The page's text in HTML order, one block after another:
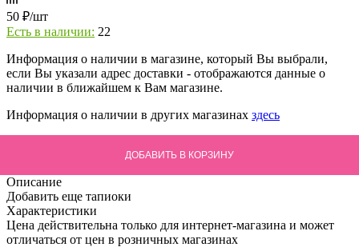
50 ₽/шт
Есть в наличии: 22
Информация о наличии в магазине, который Вы выбрали,
если Вы указали адрес доставки - отображаются данные о
наличии в ближайшем к Вам магазине.
Информация о наличии в других магазинах здесь
ДОБАВИТЬ В КОРЗИНУ
Описание
Добавить еще тапиоки
Характеристики
Цена действительна только для интернет-магазина и может
отличаться от цен в розничных магазинах